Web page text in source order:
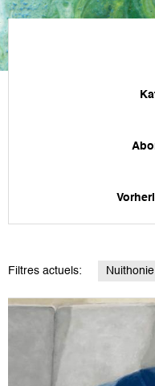
Filtres actuels: Nuithonie